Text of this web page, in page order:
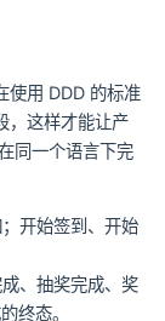
使用 DDD 的标准
，这样才能让产
同一个语言下完
开始签到、开始
、抽奖完成、奖
终态。